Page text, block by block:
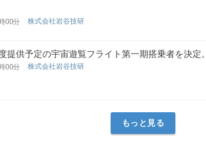
00分 株式会社岩谷技研
提供予定の宇宙遊覧フライト第一期搭乗者を決定。
00分 株式会社岩谷技研
もっと見る